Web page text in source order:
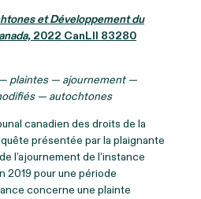
et Développement du
2022 CanLII 83280
plaintes — ajournement —
— autochtones
canadien des droits de la
présentée par la plaignante
l’ajournement de l’instance
2019 pour une période
concerne une plainte